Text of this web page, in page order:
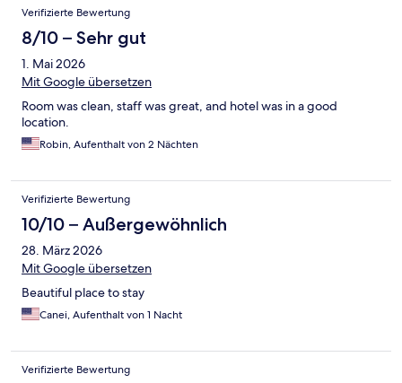
Verifizierte Bewertung
8/10 – Sehr gut
1. Mai 2026
Mit Google übersetzen
Room was clean, staff was great, and hotel was in a good
location.
Robin, Aufenthalt von 2 Nächten
Verifizierte Bewertung
10/10 – Außergewöhnlich
28. März 2026
Mit Google übersetzen
Beautiful place to stay
Canei, Aufenthalt von 1 Nacht
Verifizierte Bewertung